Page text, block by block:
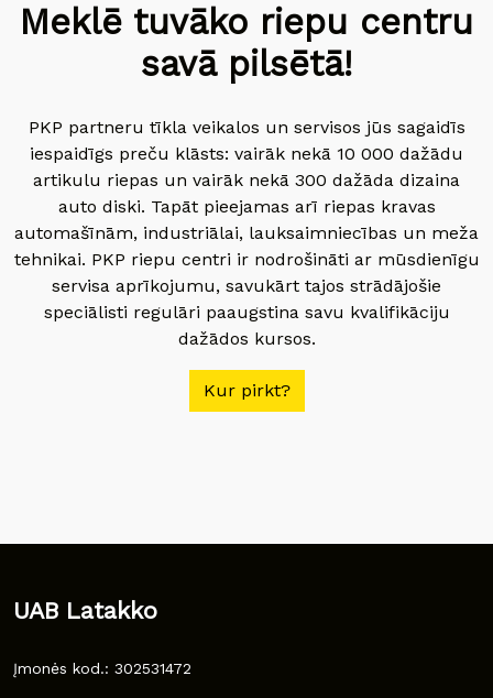
Meklē tuvāko riepu centru
savā pilsētā!
PKP partneru tīkla veikalos un servisos jūs sagaidīs
iespaidīgs preču klāsts: vairāk nekā 10 000 dažādu
artikulu riepas un vairāk nekā 300 dažāda dizaina
auto diski. Tapāt pieejamas arī riepas kravas
automašīnām, industriālai, lauksaimniecības un meža
tehnikai. PKP riepu centri ir nodrošināti ar mūsdienīgu
servisa aprīkojumu, savukārt tajos strādājošie
speciālisti regulāri paaugstina savu kvalifikāciju
dažādos kursos.
Kur pirkt?
UAB Latakko
Įmonės kod.: 302531472